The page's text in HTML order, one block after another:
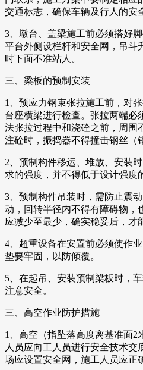
交通标志，确保车辆及行人的安
3、墩台、盖梁施工前必须搭好
平台外侧设栏杆和安全网，吊斗
时下面不准站人。
三、梁板的预制安装
1、预应力钢束张拉施工前，对
台座横梁进行检查。张拉两端必
法张拉过程中和浇砼之前，周围
注砼时，振捣器不得撞击钢丝（
2、预制构件移运、堆放、安装
求的强度，并不得低于设计强度
3、预制构件吊装时，需防止震
动，回转半径内不得有障碍物，
应减少至最少，确实稳妥后，才
4、超重设备在安置前必须使作
垫要牢固，以防倾覆。
5、在起吊、安装预制梁板时，
注意安全。
三、高空作业防护措施
1、高空（指坠落高度离基准面2
人员应向工人员进行安全技术
场应设置安全网，施工人员应正